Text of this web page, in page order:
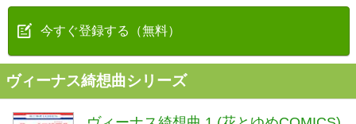
今すぐ登録する（無料）
ヴィーナス綺想曲シリーズ